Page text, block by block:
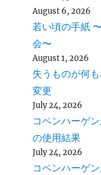
August 6, 2026
若い頃の手紙
会〜
August 1, 2026
失うものが何
変更
July 24, 2026
コペンハーゲ
の使用結果
July 24, 2026
コペンハーゲ